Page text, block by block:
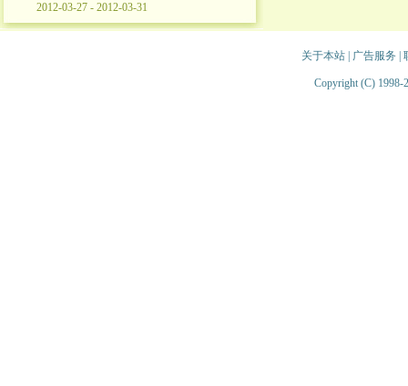
2012-03-27 - 2012-03-31
关于本站| 广告服务
Copyright (C) 1998-